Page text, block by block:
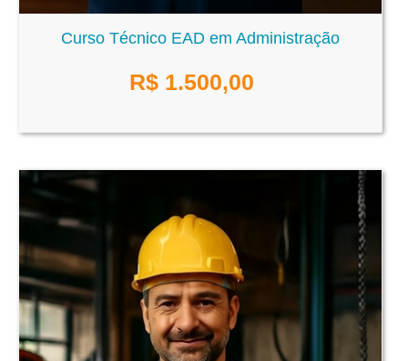
Curso Técnico EAD em Administração
R$ 1.500,00